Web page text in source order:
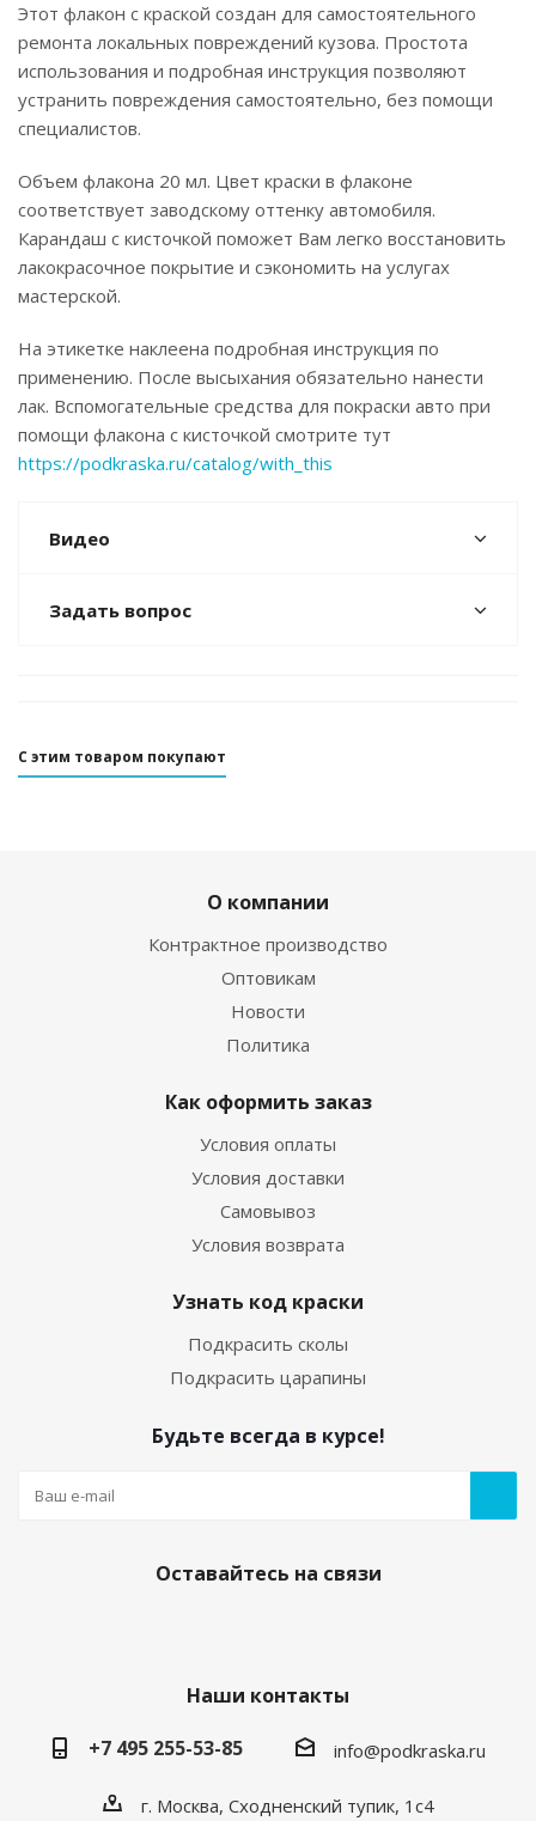
Этот флакон с краской создан для самостоятельного
ремонта локальных повреждений кузова. Простота
использования и подробная инструкция позволяют
устранить повреждения самостоятельно, без помощи
специалистов.
Объем флакона 20 мл. Цвет краски в флаконе
соответствует заводскому оттенку автомобиля.
Карандаш с кисточкой поможет Вам легко восстановить
лакокрасочное покрытие и сэкономить на услугах
мастерской.
На этикетке наклеена подробная инструкция по
применению. После высыхания обязательно нанести
лак. Вспомогательные средства для покраски авто при
помощи флакона с кисточкой смотрите тут
https://podkraska.ru/catalog/with_this
Видео
Задать вопрос
С этим товаром покупают
О компании
Контрактное производство
Оптовикам
Новости
Политика
Как оформить заказ
Условия оплаты
Условия доставки
Самовывоз
Условия возврата
Узнать код краски
Подкрасить сколы
Подкрасить царапины
Будьте всегда в курсе!
Оставайтесь на связи
Наши контакты
+7 495 255-53-85
info@podkraska.ru
г. Москва, Сходненский тупик, 1с4